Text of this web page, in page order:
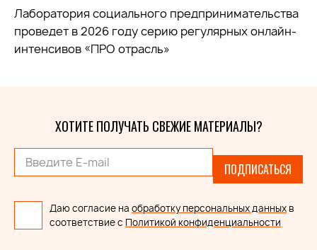
Лаборатория социального предпринимательства
проведет в 2026 году серию регулярных онлайн-
интенсивов «ПРО отрасль»
ХОТИТЕ ПОЛУЧАТЬ СВЕЖИЕ МАТЕРИАЛЫ?
ПОДПИСАТЬСЯ
Даю согласие на обработку персональных данных в
соответствие с Политикой конфиденциальности